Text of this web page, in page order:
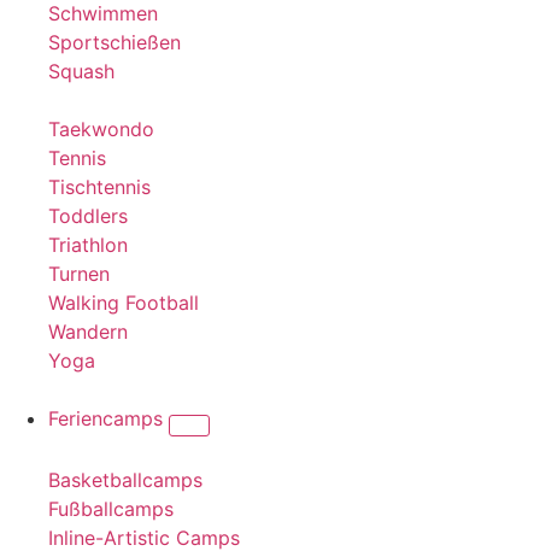
Schwimmen
Sportschießen
Squash
Taekwondo
Tennis
Tischtennis
Toddlers
Triathlon
Turnen
Walking Football
Wandern
Yoga
Feriencamps
Basketballcamps
Fußballcamps
Inline-Artistic Camps